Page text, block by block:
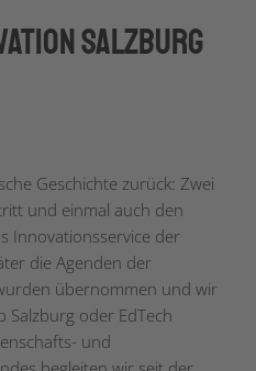
Salzburg
Geschichte zurück: Zwei
und einmal auch den
Innovationsservice der
die Agenden der
übernommen und wir
Salzburg oder EdTech
und